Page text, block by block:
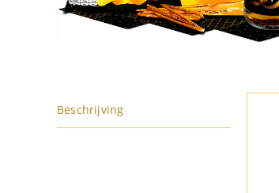
Beschrijving